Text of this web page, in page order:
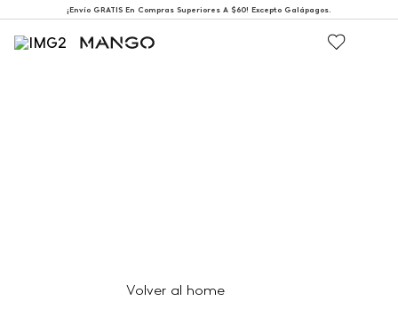
¡Envío GRATIS En Compras Superiores A $60! Excepto Galápagos.
Volver al home